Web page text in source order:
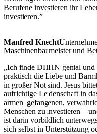
Berufene investieren ihr
investieren.”
Manfred Knecht
Maschinenbaumeister und
„Ich finde DHHN genial und
praktisch die Liebe und
in großer Not sind. Jesus
aufrichtige Leidenschaft in
armen, gefangenen,
Menschen zu investieren –
ist darin vorbildlich
sich selbst in Unterstützung